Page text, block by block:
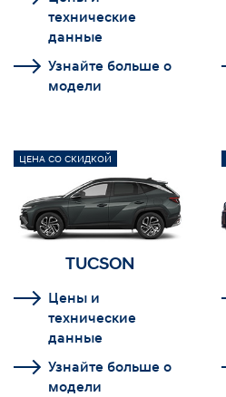
технические
данные
Узнайте больше о
модели
ЦЕНА СО СКИДКОЙ
TUCSON
Цены и
технические
данные
Узнайте больше о
модели